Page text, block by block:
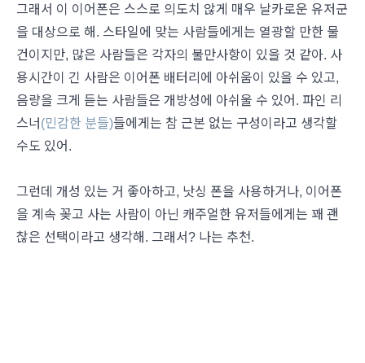
그래서 이 이어폰은 스스로 의도치 않게 매우 날카로운 유저군
을 대상으로 해. 스타일에 맞는 사람들에게는 열광할 만한 물
건이지만, 많은 사람들은 각자의 불만사항이 있을 것 같아. 사
용시간이 긴 사람은 이어폰 배터리에 아쉬움이 있을 수 있고,
음량을 크게 듣는 사람들은 개방성에 아쉬울 수 있어. 파인 리
스너 (민감한 분들)들에게는 참 근본 없는 구성이라고 생각할
수도 있어.
그런데 개성 있는 거 좋아하고, 낫싱 폰을 사용하거나, 이어폰
을 계속 꽂고 사는 사람이 아닌 캐주얼한 유저들에게는 꽤 괜
찮은 선택이라고 생각해. 그래서? 나는 추천.